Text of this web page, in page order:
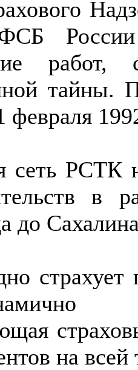
ФСБ
работ,
тайны.
февраля
сеть РСТК
в
до
на